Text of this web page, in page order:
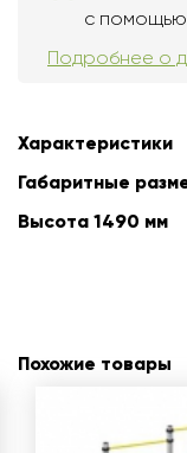
с
Подробнее о
Характеристики
Габаритные
Высота 1490 мм
Похожие товары